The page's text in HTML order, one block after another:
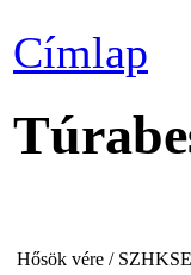
Címlap
Hősök vére /